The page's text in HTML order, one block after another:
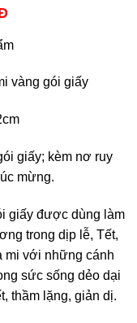
vàng gói giấy
giấy; kèm nơ ruy
mừng.
giấy được dùng làm
trong dịp lễ, Tết,
mi với những cánh
sức sống dẻo dại
thầm lặng, giản dị.